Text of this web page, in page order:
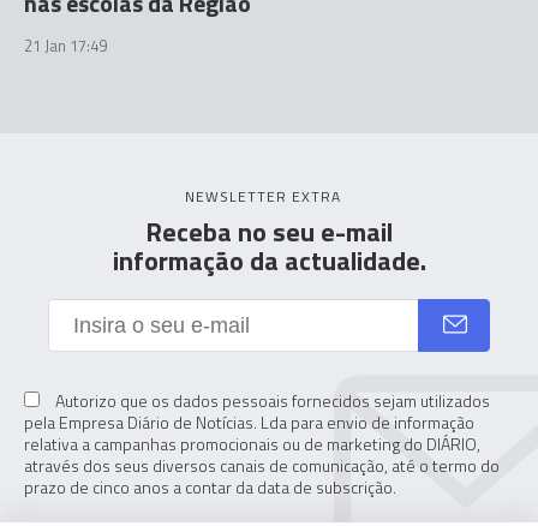
21 Jan 17:49
NEWSLETTER EXTRA
Receba no seu e-mail
informação da actualidade.
Autorizo que os dados pessoais fornecidos sejam utilizados
pela Empresa Diário de Notícias. Lda para envio de informação
relativa a campanhas promocionais ou de marketing do DIÁRIO,
através dos seus diversos canais de comunicação, até o termo do
prazo de cinco anos a contar da data de subscrição.